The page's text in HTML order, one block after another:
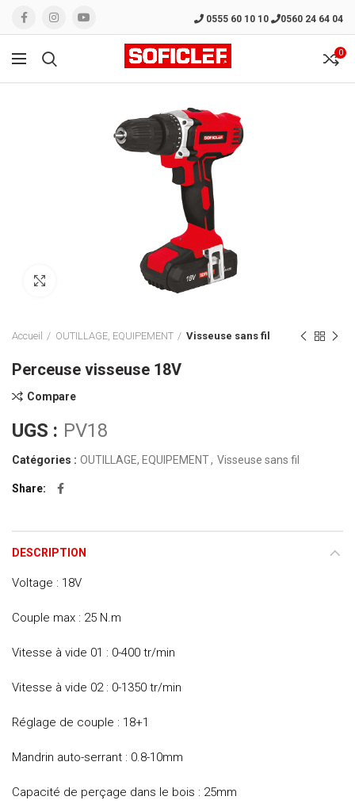
0555 60 10 10 0560 24 64 04
0
Accueil OUTILLAGE, EQUIPEMENT Visseuse sans fil
Perceuse visseuse 18V
Compare
UGS : PV18
Catégories : OUTILLAGE, EQUIPEMENT, Visseuse sans fil
Share
DESCRIPTION
Voltage : 18V
Couple max : 25 N.m
Vitesse à vide 01 : 0-400 tr/min
Vitesse à vide 02 : 0-1350 tr/min
Réglage de couple : 18+1
Mandrin auto-serrant : 0.8-10mm
Capacité de perçage dans le bois : 25mm